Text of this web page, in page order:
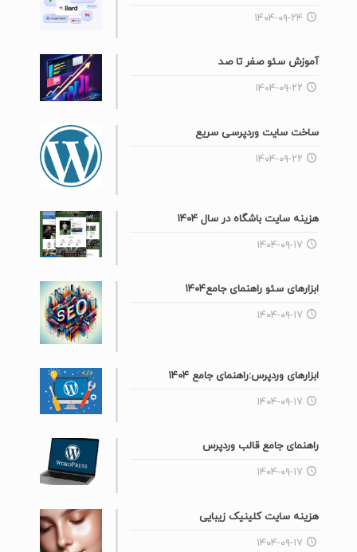
۱۴۰۴-۰۹-۲۴
آموزش سئو صفر تا صد
۱۴۰۴-۰۹-۲۲
ساخت سایت وردپرسی سریع
۱۴۰۴-۰۹-۲۲
هزینه سایت باشگاه در سال ۱۴۰۴
۱۴۰۴-۰۹-۱۷
ابزارهای سئو راهنمای جامع۱۴۰۴
۱۴۰۴-۰۹-۱۷
ابزارهای وردپرس:راهنمای جامع ۱۴۰۴
۱۴۰۴-۰۹-۱۷
راهنمای جامع قالب وردپرس
۱۴۰۴-۰۹-۱۷
هزینه سایت کلینیک زیبایی
۱۴۰۴-۰۹-۱۷